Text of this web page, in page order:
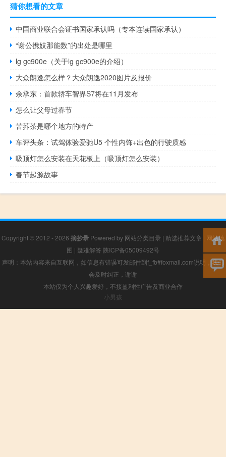
猜你想看的文章
中国商业联合会证书国家承认吗（专本连读国家承认）
“谢公携妓那能数”的出处是哪里
lg gc900e（关于lg gc900e的介绍）
大众朗逸怎么样？大众朗逸2020图片及报价
余承东：首款轿车智界S7将在11月发布
怎么让父母过春节
苦荞茶是哪个地方的特产
车评头条：试驾体验爱驰U5 个性内饰+出色的行驶质感
吸顶灯怎么安装在天花板上（吸顶灯怎么安装）
春节起源故事
Copyright © 2012 - 2026 摘抄录 Powered by 网站分类目录 | 精选推荐文章 | 网站地
图 | 疑难解答 陕ICP备05009492号
声明：本站内容来自互联网，如信息有错误可发邮件到f_fb#foxmail.com说明，我们
会及时纠正，谢谢
本站仅为个人兴趣爱好，不接盈利性广告及商业合作
小男孩